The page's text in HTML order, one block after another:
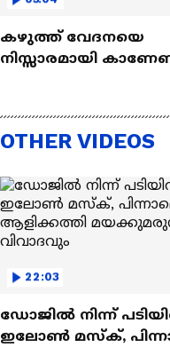
കഴുത്ത് വേദനയെ
നിസ്സാരമായി
OTHER VIDEOS
22:03
ഡോജിൽ നിന്ന്
ഇലോൺ മസ്ക്,